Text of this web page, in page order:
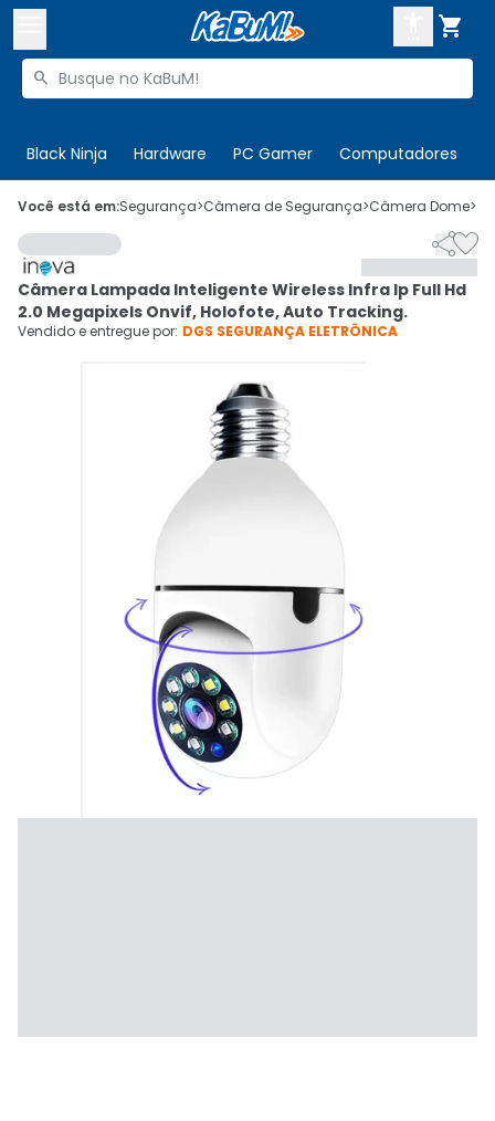

Buscar produtos

Black Ninja Hardware PC Gamer Computadores
 Olá. Acesse sua conta
 Departamentos
Cupons
Ativar tradutor em libras
CADASTRE-SE
Você está em:Segurança>Câmera de Segurança>Câmera Dome>

Câmera Lampada Inteligente Wireless Infra Ip Full Hd
2.0 Megapixels Onvif, Holofote, Auto Tracking.
Vendido e entregue por: DGS SEGURANÇA ELETRÔNICA